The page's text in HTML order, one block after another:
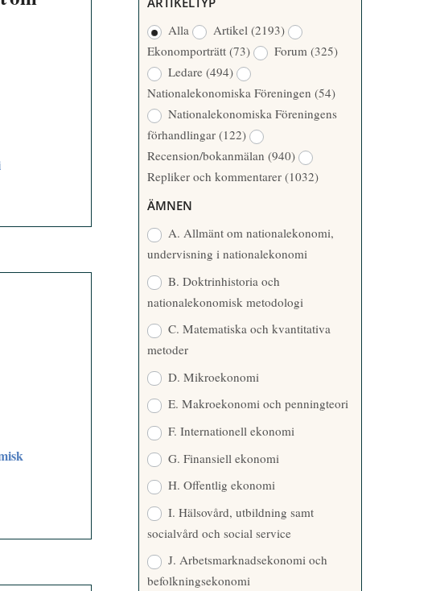
/
Å
R
R
F
A
T
T
A
R
E
Alla
Artikel (2193)
Ekonomporträtt (73) Forum (325)
Ledare (494)
Nationalekonomiska Föreningen (54)
Nationalekonomiska Föreningens
förhandlingar (122)
Recension/bokanmälan (940)
Repliker och kommentarer (1032)
ÄMNEN
A. Allmänt om nationalekonomi,
undervisning i nationalekonomi
B. Doktrinhistoria och
nationalekonomisk metodologi
C. Matematiska och kvantitativa
metoder
D. Mikroekonomi
E. Makroekonomi och penningteori
F. Internationell ekonomi
G. Finansiell ekonomi
H. Offentlig ekonomi
I. Hälsovård, utbildning samt
socialvård och social service
J. Arbetsmarknadsekonomi och
befolkningsekonomi